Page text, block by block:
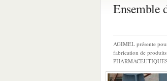
Ensemble
AGIMEL présente
fabrication de